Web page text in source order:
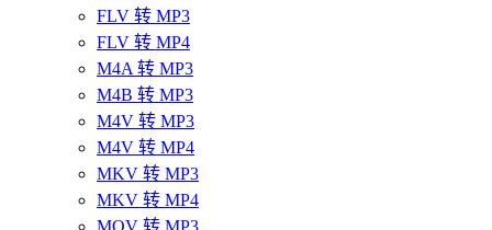
FLV 转 MP3
FLV 转 MP4
M4A 转 MP3
M4B 转 MP3
M4V 转 MP3
M4V 转 MP4
MKV 转 MP3
MKV 转 MP4
MOV 转 MP3